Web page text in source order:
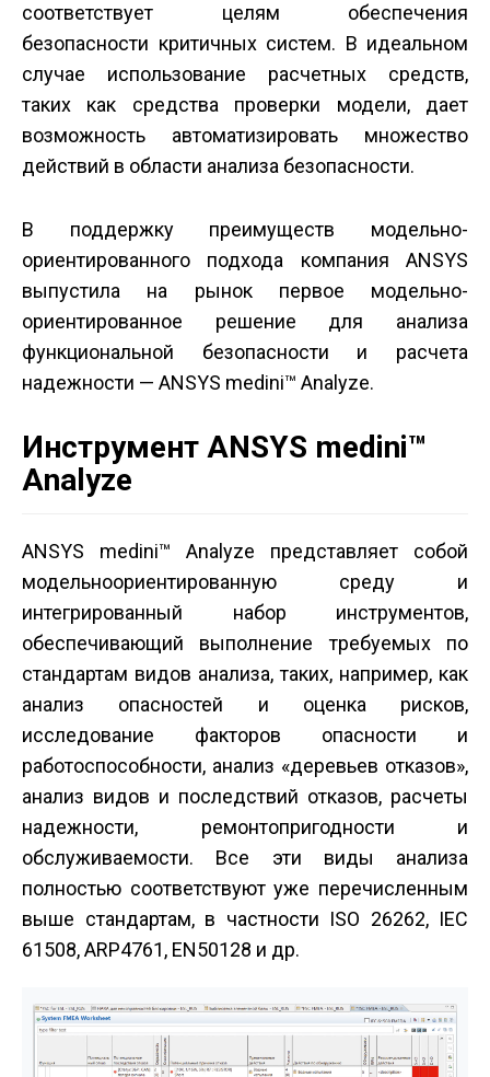
соответствует целям обеспечения
безопасности критичных систем. В идеальном
случае использование расчетных средств,
таких как средства проверки модели, дает
возможность автоматизировать множество
действий в области анализа безопасности.
В поддержку преимуществ модельно­
ориентированного подхода компания ANSYS
выпустила на рынок первое модельно­
ориентированное решение для анализа
функциональной безопасности и расчета
надежности — ANSYS medini™ Analyze.
Инструмент ANSYS medini™
Analyze
ANSYS medini™ Analyze представляет собой
модельно­ориентированную среду и
интегрированный набор инструментов,
обеспечивающий выполнение требуемых по
стандартам видов анализа, таких, например, как
анализ опасностей и оценка рисков,
исследование факторов опасности и
работоспособности, анализ «деревьев отказов»,
анализ видов и последствий отказов, расчеты
надежности, ремонтопригодности и
обслуживаемости. Все эти виды анализа
полностью соответствуют уже перечисленным
выше стандартам, в частности ISO 26262, IEC
61508, ARP4761, EN50128 и др.